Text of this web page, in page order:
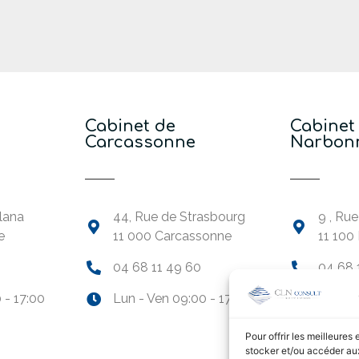
Pour offrir les meilleures
stocker et/ou accéder
- 17:00
Cabinet de
Carcassonne
44, Rue de Strasbourg
11 000 Carcassonne
04 68 11 49 60
Lun - Ven 09:00 - 17:00
Cabinet
9 ,
11
04 68
Lun -